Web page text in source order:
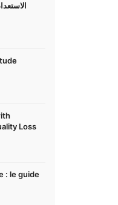
Loss
: le guide